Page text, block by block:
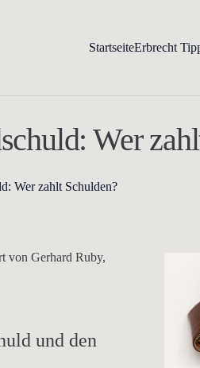
StartseiteErbrecht
Wer
Wer zahlt Schulden?
von Gerhard Ruby,
und den